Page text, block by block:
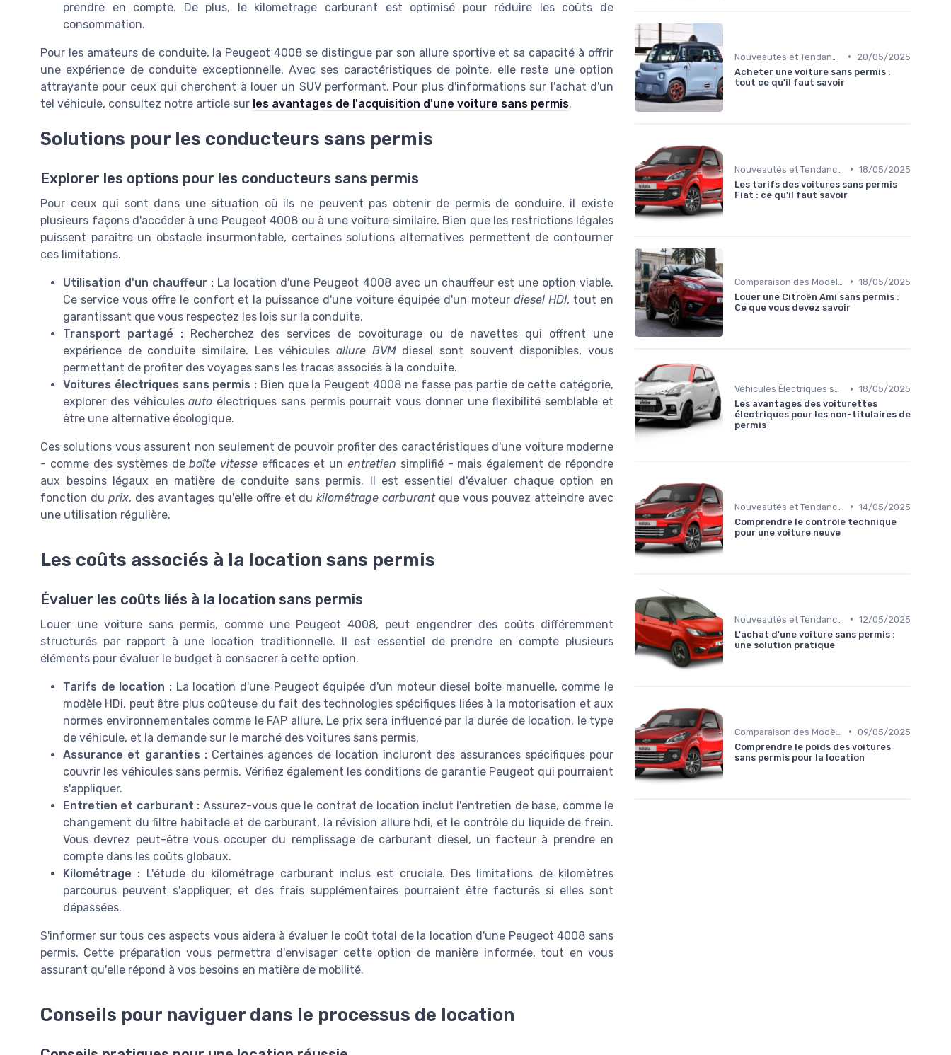
prendre en compte. De plus, le kilometrage carburant est optimisé pour réduire les coûts de
consommation.
Pour les amateurs de conduite, la Peugeot 4008 se distingue par son allure sportive et sa capacité à offrir
une expérience de conduite exceptionnelle. Avec ses caractéristiques de pointe, elle reste une option
attrayante pour ceux qui cherchent à louer un SUV performant. Pour plus d'informations sur l'achat d'un
tel véhicule, consultez notre article sur les avantages de l'acquisition d'une voiture sans permis.
Solutions pour les conducteurs sans permis
Explorer les options pour les conducteurs sans permis
Pour ceux qui sont dans une situation où ils ne peuvent pas obtenir de permis de conduire, il existe
plusieurs façons d'accéder à une Peugeot 4008 ou à une voiture similaire. Bien que les restrictions légales
puissent paraître un obstacle insurmontable, certaines solutions alternatives permettent de contourner
ces limitations.
Utilisation d'un chauffeur : La location d'une Peugeot 4008 avec un chauffeur est une option viable.
Ce service vous offre le confort et la puissance d'une voiture équipée d'un moteur diesel HDI, tout en
garantissant que vous respectez les lois sur la conduite.
Transport partagé :Recherchez des services de covoiturage ou de navettes qui offrent une
expérience de conduite similaire. Les véhicules allure BVMdiesel sont souvent disponibles, vous
permettant de profiter des voyages sans les tracas associés à la conduite.
Voitures électriques sans permis : Bien que la Peugeot 4008 ne fasse pas partie de cette catégorie,
explorer des véhiculesauto électriques sans permis pourrait vous donner une flexibilité semblable et
être une alternative écologique.
Ces solutions vous assurent non seulement de pouvoir profiter des caractéristiques d'une voiture moderne
- comme des systèmes deboîte vitesse efficaces et un entretien simplifié - mais également de répondre
aux besoins légaux en matière de conduite sans permis. Il est essentiel d'évaluer chaque option en
fonction du prix, des avantages qu'elle offre et dukilométrage carburantque vous pouvez atteindre avec
une utilisation régulière.
Les coûts associés à la location sans permis
Évaluer les coûts liés à la location sans permis
Louer une voiture sans permis, comme une Peugeot 4008, peut engendrer des coûts différemment
structurés par rapport à une location traditionnelle. Il est essentiel de prendre en compte plusieurs
éléments pour évaluer le budget à consacrer à cette option.
Tarifs de location : La location d'une Peugeot équipée d'un moteur diesel boîte manuelle, comme le
modèle HDi, peut être plus coûteuse du fait des technologies spécifiques liées à la motorisation et aux
normes environnementales comme le FAP allure. Le prix sera influencé par la durée de location, le type
de véhicule, et la demande sur le marché des voitures sans permis.
Assurance et garanties :Certaines agences de location incluront des assurances spécifiques pour
couvrir les véhicules sans permis. Vérifiez également les conditions de garantie Peugeot qui pourraient
s'appliquer.
Entretien et carburant : Assurez-vous que le contrat de location inclut l'entretien de base, comme le
changement du filtre habitacle et de carburant, la révision allure hdi, et le contrôle du liquide de frein.
Vous devrez peut-être vous occuper du remplissage de carburant diesel, un facteur à prendre en
compte dans les coûts globaux.
Kilométrage : L'étude du kilométrage carburant inclus est cruciale. Des limitations de kilomètres
parcourus peuvent s'appliquer, et des frais supplémentaires pourraient être facturés si elles sont
dépassées.
S'informer sur tous ces aspects vous aidera à évaluer le coût total de la location d'une Peugeot 4008 sans
permis. Cette préparation vous permettra d'envisager cette option de manière informée, tout en vous
assurant qu'elle répond à vos besoins en matière de mobilité.
Conseils pour naviguer dans le processus de location
•
20/05/2025
Acheter une voiture sans permis :
tout ce qu'il faut savoir
• 18/05/2025
Les tarifs des voitures sans permis
Fiat : ce qu'il faut savoir
• 18/05/2025
Louer une Citroën Ami sans permis :
Ce que vous devez savoir
Véhicules Électriques sans Permis • 18/05/2025
Les avantages des voiturettes
électriques pour les non-titulaires de
permis
• 14/05/2025
Comprendre le contrôle technique
pour une voiture neuve
• 12/05/2025
L'achat d'une voiture sans permis :
une solution pratique
• 09/05/2025
Comprendre le poids des voitures
sans permis pour la location